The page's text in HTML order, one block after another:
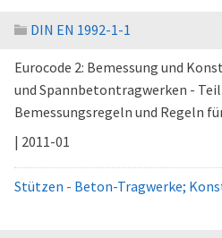
DIN EN 1992-1-1
Eurocode 2: Bemessung und
und Spannbetontragwerken -
Bemessungsregeln und Regeln
| 2011-01
Stützen - Beton-Tragwerke;